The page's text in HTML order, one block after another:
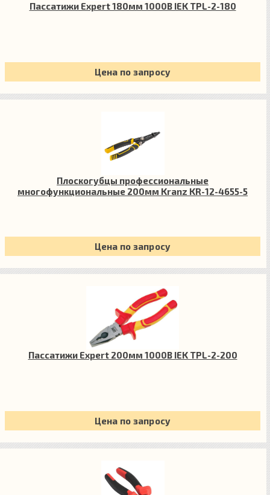
Пассатижи Expert 180мм 1000В IEK TPL-2-180
Цена по запросу
Плоскогубцы профессиональные
многофункциональные 200мм Kranz KR-12-4655-5
Цена по запросу
Пассатижи Expert 200мм 1000В IEK TPL-2-200
Цена по запросу